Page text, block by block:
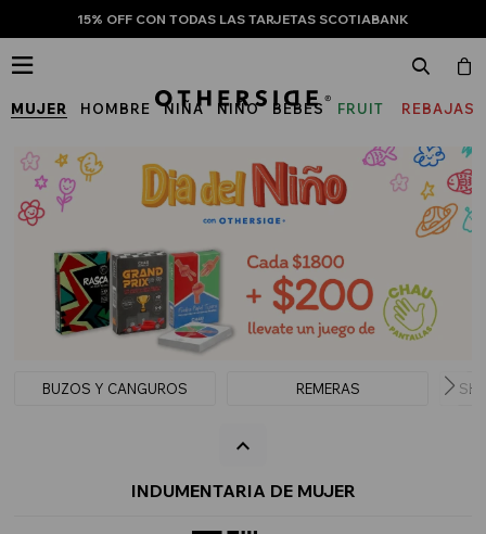
15% OFF CON TODAS LAS TARJETAS SCOTIABANK
MUJER HOMBRE NIÑA NIÑO BEBÉS
FRUIT
THE
LOOM
REBAJAS

BUZOS Y CANGUROS REMERAS
INDUMENTARIA DE MUJER